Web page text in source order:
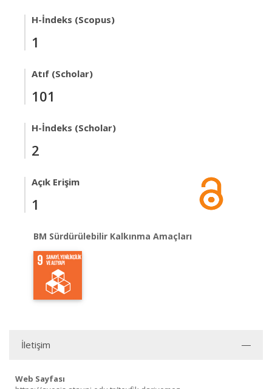
H-İndeks (Scopus)
1
Atıf (Scholar)
101
H-İndeks (Scholar)
2
Açık Erişim
1
BM Sürdürülebilir Kalkınma Amaçları
İletişim
Web Sayfası